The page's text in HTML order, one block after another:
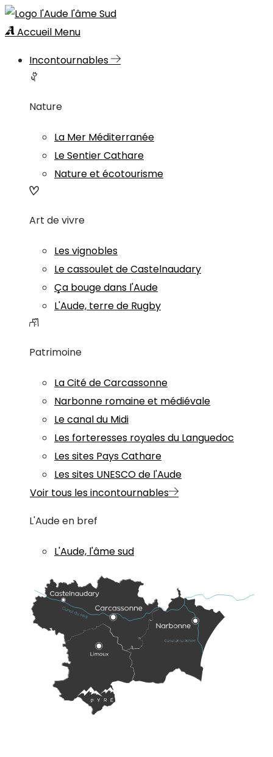
Accueil Menu
Incontournables
Nature
La Mer Méditerranée
Le Sentier Cathare
Nature et écotourisme
Art de vivre
Les vignobles
Le cassoulet de Castelnaudary
Ça bouge dans l'Aude
L'Aude, terre de Rugby
Patrimoine
La Cité de Carcassonne
Narbonne romaine et médiévale
Le canal du Midi
Les forteresses royales du Languedoc
Les sites Pays Cathare
Les sites UNESCO de l'Aude
Voir tous les incontournables
L'Aude en bref
L'Aude, l'âme sud